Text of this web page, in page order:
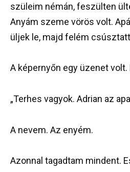
szüleim némán, feszülten
Anyám szeme vörös volt.
üljek le, majd felém
A képernyőn egy üzenet volt.
„Terhes vagyok. Adrian az
A nevem. Az enyém.
Azonnal tagadtam mindent.